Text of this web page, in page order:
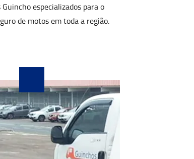
especializados para o
de motos em toda a região.